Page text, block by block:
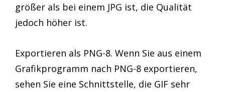
größer als bei einem JPG ist, die Qualität
jedoch höher ist.
Exportieren als PNG-8. Wenn Sie aus einem
Grafikprogramm nach PNG-8 exportieren,
sehen Sie eine Schnittstelle, die GIF sehr